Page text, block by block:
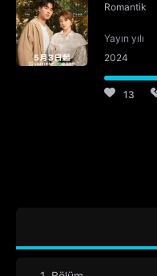
Romantik
Yayın yılı
2024
13